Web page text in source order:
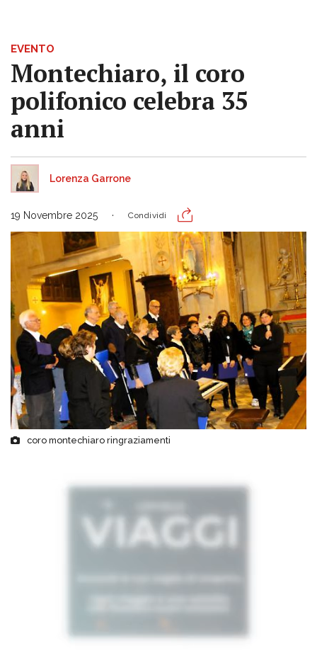
EVENTO
Montechiaro, il coro
polifonico celebra 35
anni
Lorenza Garrone
19 Novembre 2025 Condividi
coro montechiaro ringraziamenti